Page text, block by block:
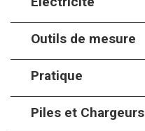
Outils de mesure
Pratique
Piles et Chargeurs